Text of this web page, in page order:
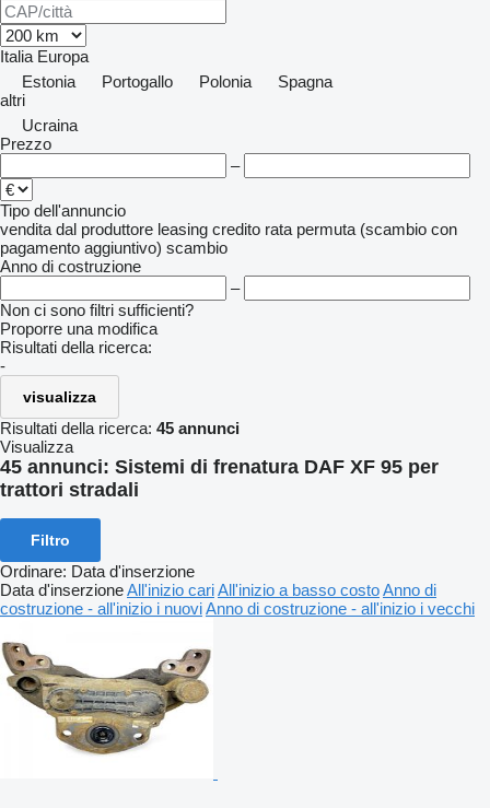
Italia Europa
Estonia
Portogallo Polonia
Spagna
altri
Ucraina
Prezzo
–
Tipo dell'annuncio
vendita dal produttore leasing credito rata permuta (scambio con
pagamento aggiuntivo) scambio
Anno di costruzione
–
Non ci sono filtri sufficienti?
Proporre una modifica
Risultati della ricerca:
-
visualizza
Risultati della ricerca: 45 annunci
Visualizza
45 annunci: Sistemi di frenatura DAF XF 95 per
trattori stradali
Filtro
Ordinare: Data d'inserzione
Data d'inserzioneAll'inizio cariAll'inizio a basso costoAnno di
costruzione - all'inizio i nuoviAnno di costruzione - all'inizio i vecchi